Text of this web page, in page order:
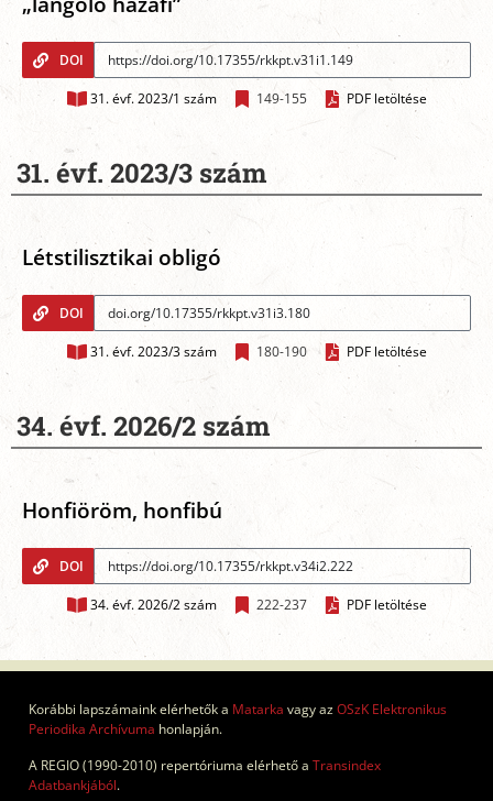
DOI
31. évf. 2023/1 szám 149-155 PDF letöltése
31. évf. 2023/3 szám
Létstilisztikai obligó
DOI
31. évf. 2023/3 szám 180-190 PDF letöltése
34. évf. 2026/2 szám
Honfiöröm, honfibú
DOI
34. évf. 2026/2 szám 222-237 PDF letöltése
Korábbi lapszámaink elérhetők a Matarka vagy azOSzK Elektronikus
Periodika Archívuma honlapján.
A REGIO (1990-2010) repertóriuma elérhető a Transindex
Adatbankjából.